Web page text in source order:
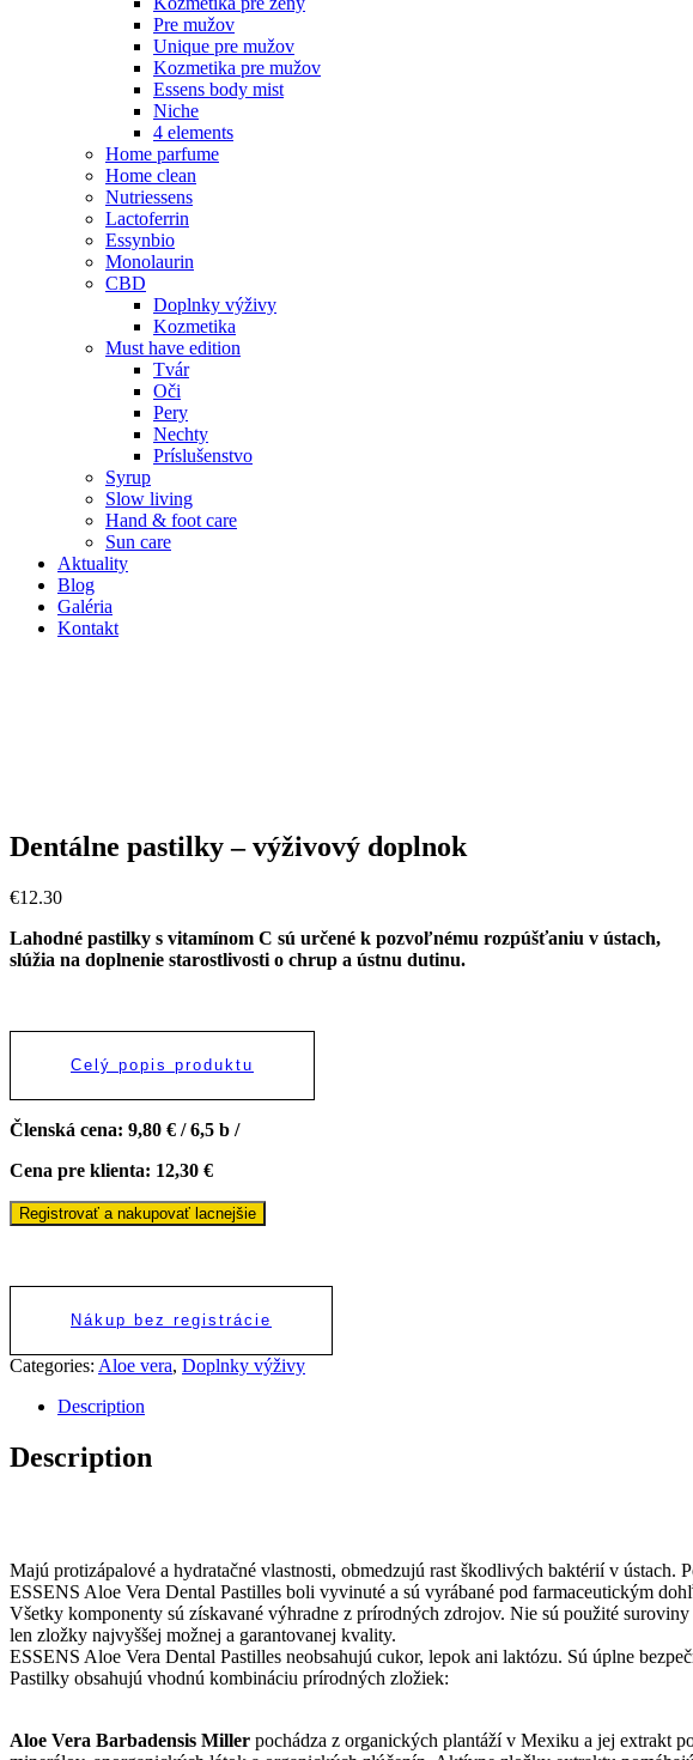
Pre mužov
Unique pre mužov
Kozmetika pre mužov
Essens body mist
Niche
4 elements
Home parfume
Home clean
Nutriessens
Lactoferrin
Essynbio
Monolaurin
CBD
Doplnky výživy
Kozmetika
Must have edition
Tvár
Oči
Pery
Nechty
Príslušenstvo
Syrup
Slow living
Hand & foot care
Sun care
Aktuality
Blog
Galéria
Kontakt
Dentálne pastilky – výživový doplnok
€12.30
Lahodné pastilky s vitamínom C sú určené k pozvoľnému rozpúšťaniu v ústach,
slúžia na doplnenie starostlivosti o chrup a ústnu dutinu.
Celý popis produktu
Členská cena: 9,80 € / 6,5 b /
Cena pre klienta: 12,30 €
Registrovať a nakupovať lacnejšie
Nákup bez registrácie
Categories: Aloe vera, Doplnky výživy
Description
Description
Majú protizápalové a hydratačné vlastnosti, obmedzujú rast škodlivých baktérií v
ESSENS Aloe Vera Dental Pastilles boli vyvinuté a sú vyrábané pod farmaceutickým
Všetky komponenty sú získavané výhradne z prírodných zdrojov. Nie sú použité
len zložky najvyššej možnej a garantovanej kvality.
ESSENS Aloe Vera Dental Pastilles neobsahujú cukor, lepok ani laktózu. Sú úplne
Pastilky obsahujú vhodnú kombináciu prírodných zložiek:
Aloe Vera Barbadensis Miller pochádza z organických plantáží v Mexiku a jej extrakt